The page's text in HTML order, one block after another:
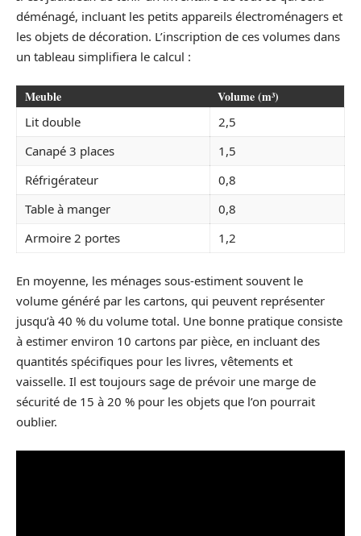
déménagé, incluant les petits appareils électroménagers et
les objets de décoration. L’inscription de ces volumes dans
un tableau simplifiera le calcul :
Meuble Volume (m³)
Lit double
2,5
Canapé 3 places
1,5
Réfrigérateur
0,8
Table à manger
0,8
Armoire 2 portes
1,2
En moyenne, les ménages sous-estiment souvent le
volume généré par les cartons, qui peuvent représenter
jusqu’à 40 % du volume total. Une bonne pratique consiste
à estimer environ 10 cartons par pièce, en incluant des
quantités spécifiques pour les livres, vêtements et
vaisselle. Il est toujours sage de prévoir une marge de
sécurité de 15 à 20 % pour les objets que l’on pourrait
oublier.